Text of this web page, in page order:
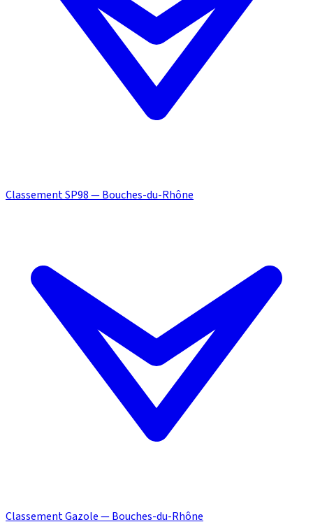
Classement SP98 — Bouches-du-Rhône
Classement Gazole — Bouches-du-Rhône